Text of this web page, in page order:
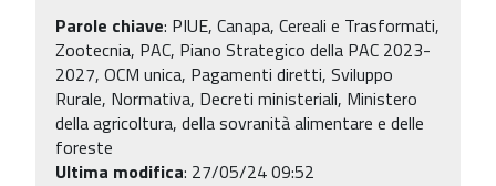
Parole chiave: PIUE, Canapa, Cereali e Trasformati,
Zootecnia, PAC, Piano Strategico della PAC 2023-
2027, OCM unica, Pagamenti diretti, Sviluppo
Rurale, Normativa, Decreti ministeriali, Ministero
della agricoltura, della sovranità alimentare e delle
foreste
Ultima modifica: 27/05/24 09:52